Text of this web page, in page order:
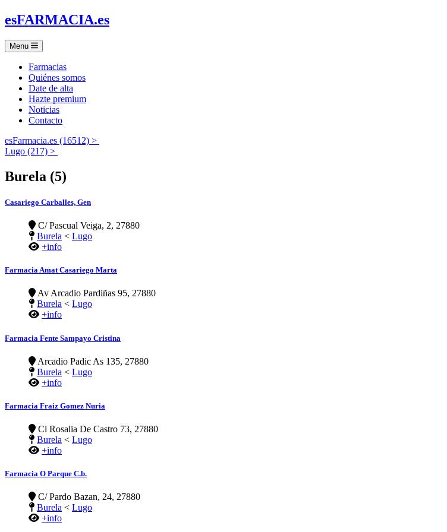
esFARMACIA.es
Menu
Farmacias
Quiénes somos
Date de alta
Hazte premium
Noticias
Contacto
esFarmacia.es (16512) >
Lugo (217) >
Burela (5)
Casariego Carballes, Gen
C/ Pascual Veiga, 2, 27880
Burela < Lugo
+info
Farmacia Amat Casariego Marta
Av Arcadio Pardiñas 95, 27880
Burela < Lugo
+info
Farmacia Fente Sampayo Cristina
Arcadio Padic As 135, 27880
Burela < Lugo
+info
Farmacia Fraiz Gomez Nuria
Cl Rosalia De Castro 73, 27880
Burela < Lugo
+info
Farmacia O Parque C.b.
C/ Pardo Bazan, 24, 27880
Burela < Lugo
+info